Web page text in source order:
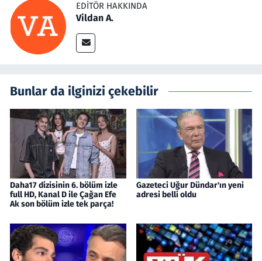
EDITÖR HAKKINDA
Vildan A.
Bunlar da ilginizi çekebilir
Daha17 dizisinin 6. bölüm izle
full HD, Kanal D ile Çağan Efe
Ak son bölüm izle tek parça!
Gazeteci Uğur Dündar'ın yeni
adresi belli oldu